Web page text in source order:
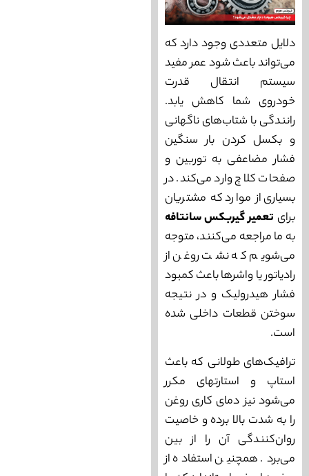
دلایل متعددی وجود دارد که
می‌تواند باعث شود عمر مفید
سیستم انتقال قدرت
خودروی شما کاهش یابد.
رانندگی با شتاب‌های ناگهانی
و بکسل کردن بار سنگین
فشار مضاعفی به توربین و
صفحات کلاچ وارد می‌کند. در
بسیاری از موارد که مشتریان
برای تعمیر گیربکس سانتافه
به ما مراجعه می‌کنند، متوجه
می‌شویم که نشت روغن از
رادیاتور یا واشرها باعث کمبود
فشار هیدرولیک و در نتیجه
سوختن قطعات داخلی شده
است.
ترافیک‌های طولانی که باعث
استاپ و استارتهای مکرر
می‌شود نیز دمای کاری روغن
را به شدت بالا برده و خاصیت
روان‌کنندگی آن را از بین
می‌برد. همچنین استفاده از